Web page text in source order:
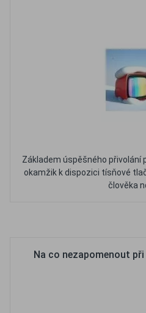
Základem úspěšného přivolání
okamžik k dispozici tísňové
člověka
Na co nezapomenout